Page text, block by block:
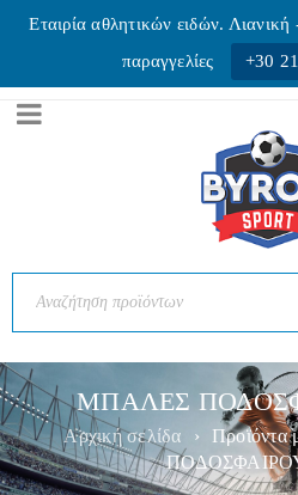
Εταιρία αθλητικών ειδών.
παραγγελίες
+30
ΜΠΑΛΕΣ
Αρχική σελίδα ›